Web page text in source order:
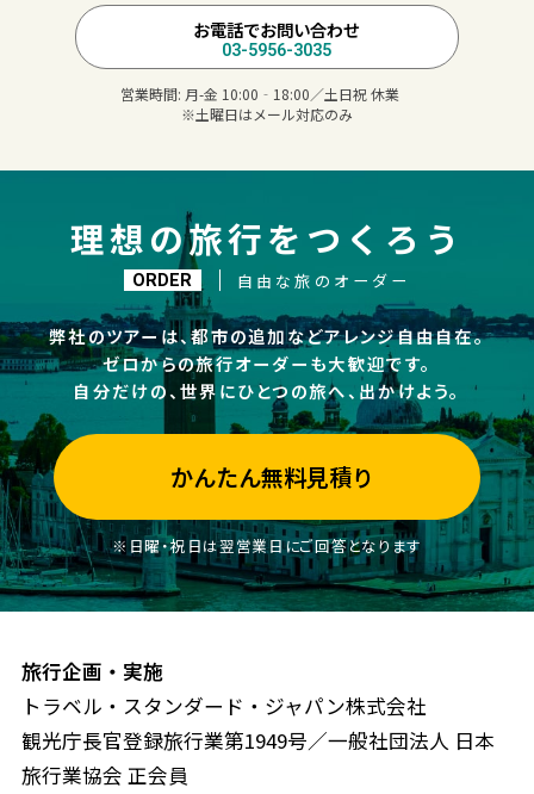
お電話でお問い合わせ
03-5956-3035
営業時間: 月-金 10:00‐18:00／土日祝 休業
※土曜日はメール対応のみ
理想の旅行をつくろう
ORDER 自由な旅のオーダー
弊社のツアーは、都市の追加などアレンジ自由自在。
ゼロからの旅行オーダーも大歓迎です。
自分だけの、世界にひとつの旅へ、出かけよう。
かんたん無料見積り
※日曜・祝日は翌営業日にご回答となります
旅行企画・実施
トラベル・スタンダード・ジャパン株式会社
観光庁長官登録旅行業第1949号／一般社団法人 日本
旅行業協会 正会員